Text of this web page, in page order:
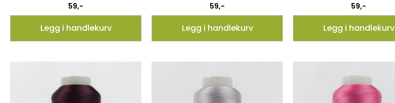
59,-
Legg i handlekurv
59,-
Legg i handlekurv
59,-
Legg i handlekurv